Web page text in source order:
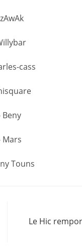
cass
Beny
Mars
Touns
Le Hic